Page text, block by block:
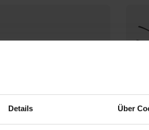
Details Über
Stuttgart